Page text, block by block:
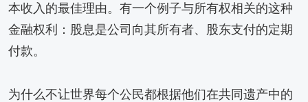
本收入的最佳理由。有一个例子与所有权相关的这种
金融权利：股息是公司向其所有者、股东支付的定期
付款。
为什么不让世界每个公民都根据他们在共同遗产中的